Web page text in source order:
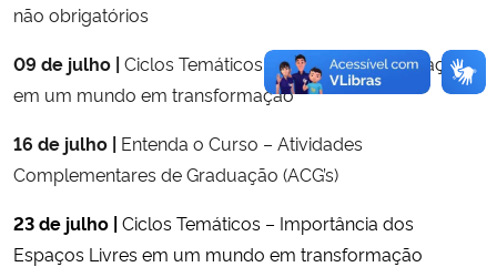
não obrigatórios
09 de julho | Ciclos Temáticos – Desafios da Habitação
em um mundo em transformação
16 de julho | Entenda o Curso – Atividades
Complementares de Graduação (ACG’s)
23 de julho |Ciclos Temáticos – Importância dos
Espaços Livres em um mundo em transformação